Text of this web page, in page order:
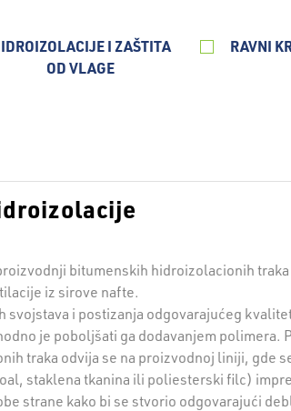
I ZAŠTITA
OD VLAGE
RAVNI
bitumenskih hidroizolacionih traka
iz sirove nafte.
svojstava i postizanja odgovarajućeg
je poboljšati ga dodavanjem polimera.
traka odvija se na proizvodnoj liniji, gde
staklena tkanina ili poliesterski filc)
strane kako bi se stvorio odgovarajući